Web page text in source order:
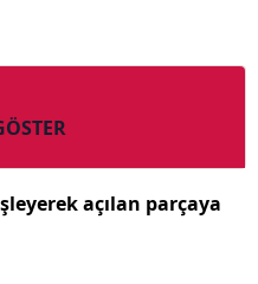
açılan parçaya